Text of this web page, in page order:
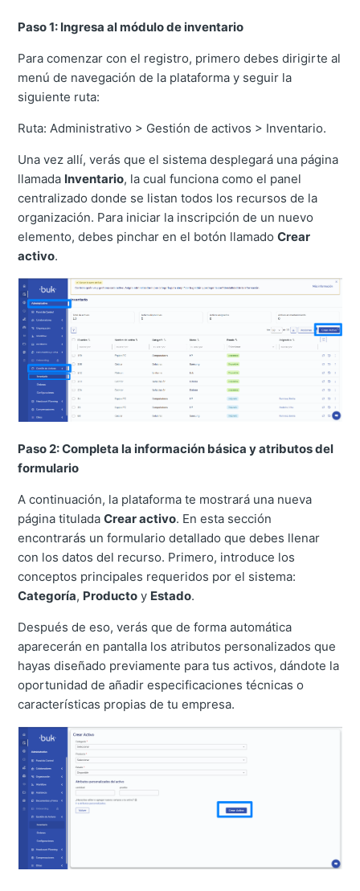
Paso 1: Ingresa al módulo de inventario
Para comenzar con el registro, primero debes dirigirte al
menú de navegación de la plataforma y seguir la
siguiente ruta:
Ruta: Administrativo > Gestión de activos > Inventario.
Una vez allí, verás que el sistema desplegará una página
llamada Inventario, la cual funciona como el panel
centralizado donde se listan todos los recursos de la
organización. Para iniciar la inscripción de un nuevo
elemento, debes pinchar en el botón llamadoCrear
activo.
Paso 2: Completa la información básica y atributos del
formulario
A continuación, la plataforma te mostrará una nueva
página tituladaCrear activo. En esta sección
encontrarás un formulario detallado que debes llenar
con los datos del recurso. Primero, introduce los
conceptos principales requeridos por el sistema:
Categoría, Producto y Estado.
Después de eso, verás que de forma automática
aparecerán en pantalla los atributos personalizados que
hayas diseñado previamente para tus activos, dándote la
oportunidad de añadir especificaciones técnicas o
características propias de tu empresa.